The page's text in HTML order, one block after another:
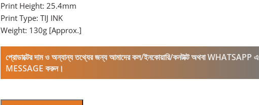
Print Height: 25.4mm
Print Type: TIJ INK
Weight: 130g [Approx.]
প্রোডাক্টের দাম ও অন্যান্য তথ্যের জন্য আমাদের কল/ইনকোয়ারি/কনটাক্ট অথবা WHATSAPP এ
MESSAGE করুন।